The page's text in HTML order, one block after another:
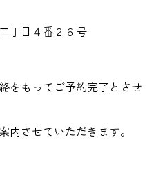
丁目４番２６号
をもってご予約完了とさせ
内させていただきます。